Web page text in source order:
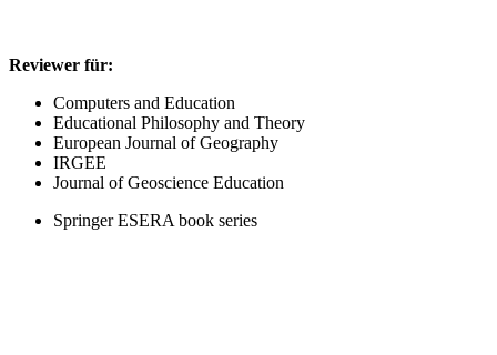
Reviewer für:
Computers and Education
Educational Philosophy and Theory
European Journal of Geography
IRGEE
Journal of Geoscience Education
Springer ESERA book series